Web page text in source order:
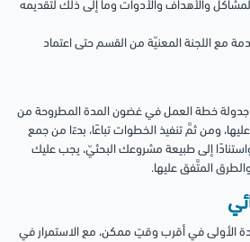
والأهداف والأدوات وما إلى ذلك لتقديمه
مع اللجنة المعنيّة من القسم حتى اعتماد
خطة العمل في غضون المدة المطروحة من
ومن ثمَّ تنفيذ الخطوات تباعًا، بدءًا من جمع
إلى طبيعة مشروعك البحثيّ، يجب عليك
المتَّفق عليها.
الأولى في أقرب وقتٍ ممكن، مع الاستمرار في